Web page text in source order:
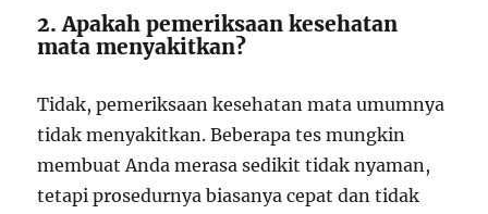
2. Apakah pemeriksaan kesehatan
mata menyakitkan?
Tidak, pemeriksaan kesehatan mata umumnya
tidak menyakitkan. Beberapa tes mungkin
membuat Anda merasa sedikit tidak nyaman,
tetapi prosedurnya biasanya cepat dan tidak